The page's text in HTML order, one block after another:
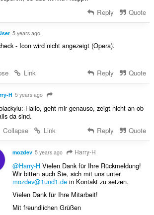
Reply Quote
5 years ago
- Icon wird nicht angezeigt (Opera).
Link Reply Quote
H 5 years ago
Hallo, geht mir genauso, zeigt nicht an ob
da sind.
Collapse
Link Reply Quote
mozdev 5 years ago Harry-H
@Harry-HVielen Dank für Ihre Rückmeldung!
Wir bitten auch Sie, sich mit uns unter
mozdev@1und1.dein Kontakt zu setzen.
Vielen Dank für Ihre Mitarbeit!
Mit freundlichen Grüßen